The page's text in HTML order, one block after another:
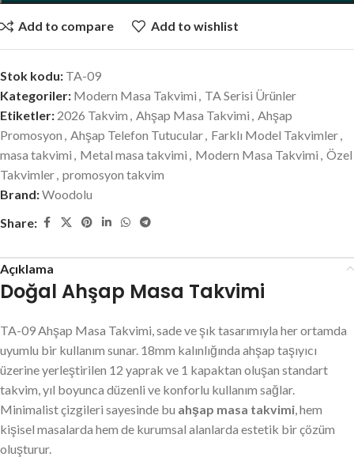
Add to compare Add to wishlist
Stok kodu: TA-09
Kategoriler: Modern Masa Takvimi
TA Serisi Ürünler
Etiketler: 2026 Takvim Ahşap Masa Takvimi
Ahşap
Promosyon
Ahşap Telefon Tutucular Farklı Model Takvimler
masa takvimi
Metal masa takvimi Modern Masa Takvimi Özel
Takvimler promosyon takvim
Brand:Woodolu
Share:
Açıklama
Doğal Ahşap Masa Takvimi
TA-09 Ahşap Masa Takvimi, sade ve şık tasarımıyla her ortamda
uyumlu bir kullanım sunar. 18mm kalınlığında ahşap taşıyıcı
üzerine yerleştirilen 12 yaprak ve 1 kapaktan oluşan standart
takvim, yıl boyunca düzenli ve konforlu kullanım sağlar.
Minimalist çizgileri sayesinde bu ahşap masa takvimi , hem
kişisel masalarda hem de kurumsal alanlarda estetik bir çözüm
oluşturur.